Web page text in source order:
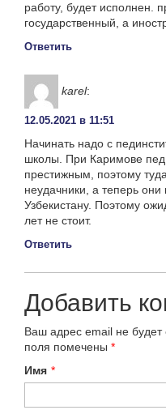
работу, будет исполнен.
государственный, а
Ответить
karel:
12.05.2021 в 11:51
Начинать надо с
школы. При Каримове
престижным, поэтому
неудачники, а теперь
Узбекистану. Поэтому
лет не стоит.
Ответить
Добавить
Ваш адрес email не будет
поля помечены *
Имя *